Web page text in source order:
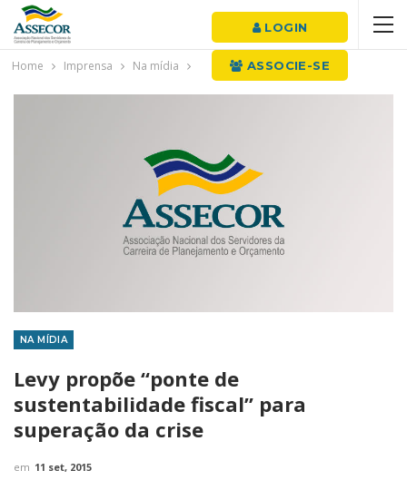
LOGIN
ASSOCIE-SE
Home Imprensa Na mídia
NA MÍDIA
Levy propõe “ponte de
sustentabilidade fiscal” para
superação da crise
em 11 set, 2015